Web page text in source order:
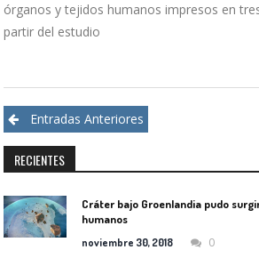
órganos y tejidos humanos impresos en
partir del estudio
Navegación
de
entradas
Entradas Anteriores
RECIENTES
Cráter bajo Groenlandia pudo
humanos
noviembre 30, 2018 0